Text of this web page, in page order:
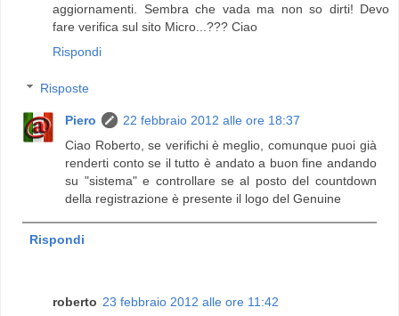
aggiornamenti. Sembra che vada ma non so dirti! Devo
fare verifica sul sito Micro...??? Ciao
Rispondi
Risposte
Piero
22 febbraio 2012 alle ore 18:37
Ciao Roberto, se verifichi è meglio, comunque puoi già
renderti conto se il tutto è andato a buon fine andando
su "sistema" e controllare se al posto del countdown
della registrazione è presente il logo del Genuine
Rispondi
roberto 23 febbraio 2012 alle ore 11:42